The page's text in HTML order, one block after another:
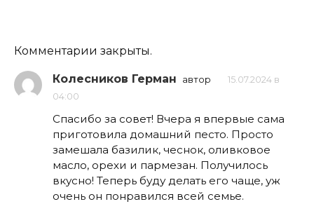
Комментарии закрыты.
Колесников Герман автор
15.07.2024 в
04:00
Спасибо за совет! Вчера я впервые сама
приготовила домашний песто. Просто
замешала базилик, чеснок, оливковое
масло, орехи и пармезан. Получилось
вкусно! Теперь буду делать его чаще, уж
очень он понравился всей семье.